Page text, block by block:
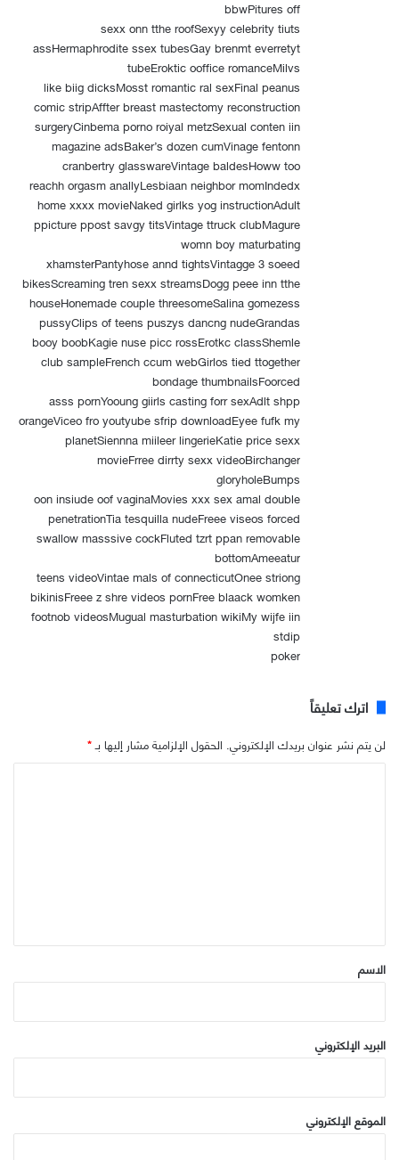
bbwPitures off
sexx onn tthe roofSexyy celebrity tiuts
assHermaphrodite ssex tubesGay brenmt everretyt
tubeEroktic ooffice romanceMilvs
like biig dicksMosst romantic ral sexFinal peanus
comic stripAffter breast mastectomy reconstruction
surgeryCinbema porno roiyal metzSexual conten iin
magazine adsBaker’s dozen cumVinage fentonn
cranbertry glasswareVintage baldesHoww too
reachh orgasm anallyLesbiaan neighbor momIndedx
home xxxx movieNaked girlks yog instructionAdult
ppicture ppost savgy titsVintage ttruck clubMagure
womn boy maturbating
xhamsterPantyhose annd tightsVintagge 3 soeed
bikesScreaming tren sexx streamsDogg peee inn tthe
houseHonemade couple threesomeSalina gomezess
pussyClips of teens puszys dancng nudeGrandas
booy boobKagie nuse picc rossErotkc classShemle
club sampleFrench ccum webGirlos tied ttogether
bondage thumbnailsFoorced
asss pornYooung giirls casting forr sexAdlt shpp
orangeViceo fro youtyube sfrip downloadEyee fufk my
planetSiennna miileer lingerieKatie price sexx
movieFrree dirrty sexx videoBirchanger
gloryholeBumps
oon insiude oof vaginaMovies xxx sex amal double
penetrationTia tesquilla nudeFreee viseos forced
swallow masssive cockFluted tzrt ppan removable
bottomAmeeatur
teens videoVintae mals of connecticutOnee striong
bikinisFreee z shre videos pornFree blaack womken
footnob videosMugual masturbation wikiMy wijfe iin
stdip
poker
اترك تعليقاً
لن يتم نشر عنوان بريدك الإلكتروني. الحقول الإلزامية مشار إليها بـ*
*
الاسم
البريد الإلكتروني
الموقع الإلكتروني